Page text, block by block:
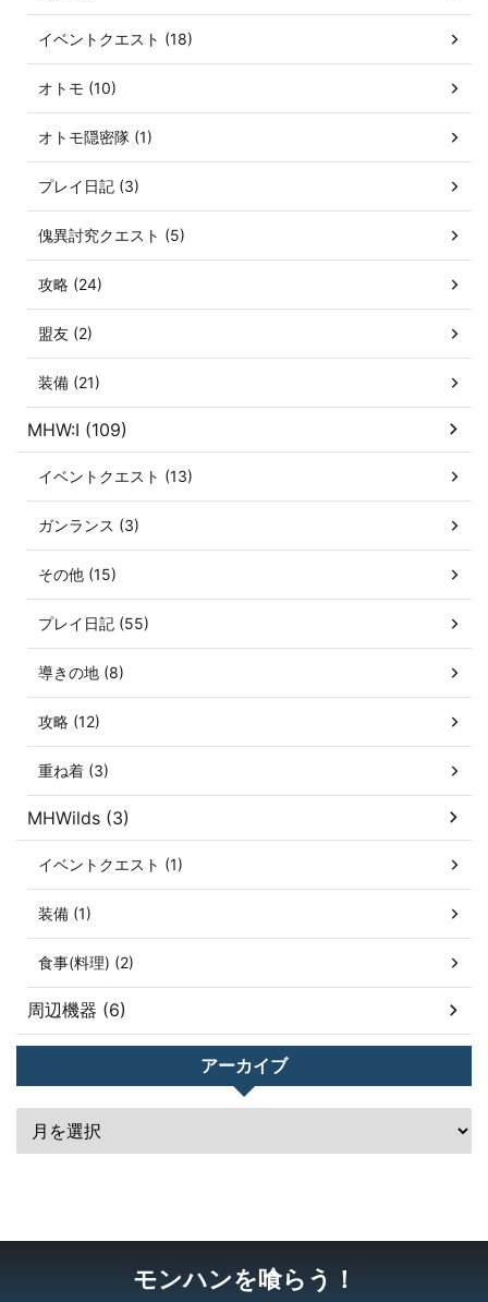
イベントクエスト (18)
オトモ (10)
オトモ隠密隊 (1)
プレイ日記 (3)
傀異討究クエスト (5)
攻略 (24)
盟友 (2)
装備 (21)
MHW:I (109)
イベントクエスト (13)
ガンランス (3)
その他 (15)
プレイ日記 (55)
導きの地 (8)
攻略 (12)
重ね着 (3)
MHWilds (3)
イベントクエスト (1)
装備 (1)
食事(料理) (2)
周辺機器 (6)
アーカイブ
モンハンを喰らう！